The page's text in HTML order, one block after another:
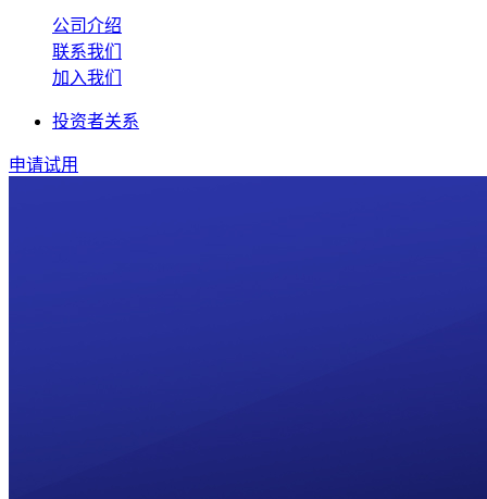
公司介绍
联系我们
加入我们
投资者关系
申请试用